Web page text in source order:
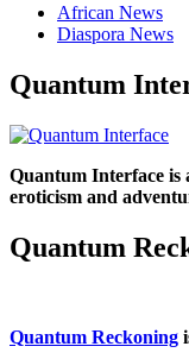
African News
Diaspora News
Quantum
Quantum Interface
eroticism and
Quantum
Quantum Reckoning